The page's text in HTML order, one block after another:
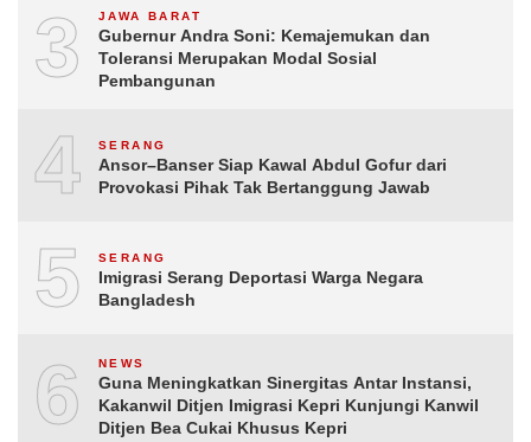
3 JAWA BARAT
Gubernur Andra Soni: Kemajemukan dan
Toleransi Merupakan Modal Sosial
Pembangunan
4 SERANG
Ansor–Banser Siap Kawal Abdul Gofur dari
Provokasi Pihak Tak Bertanggung Jawab
5 SERANG
Imigrasi Serang Deportasi Warga Negara
Bangladesh
6 NEWS
Guna Meningkatkan Sinergitas Antar Instansi,
Kakanwil Ditjen Imigrasi Kepri Kunjungi Kanwil
Ditjen Bea Cukai Khusus Kepri